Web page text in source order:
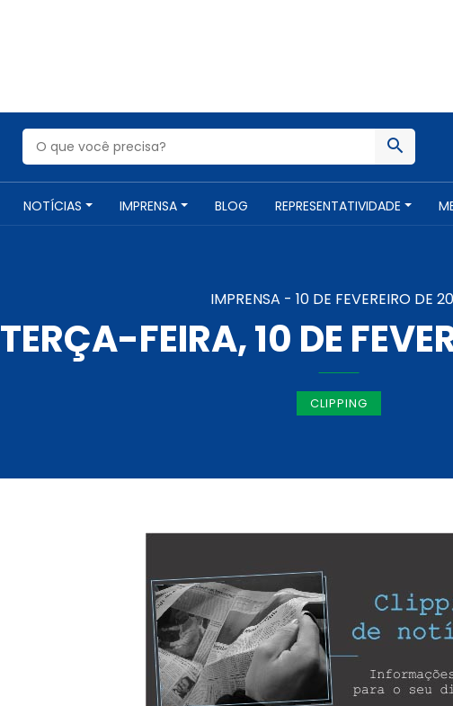
NOTÍCIAS IMPRENSA BLOG REPRESENTATIVIDADE
IMPRENSA - 10 DE FEVEREIRO DE
TERÇA-FEIRA, 10 DE
CLIPPING